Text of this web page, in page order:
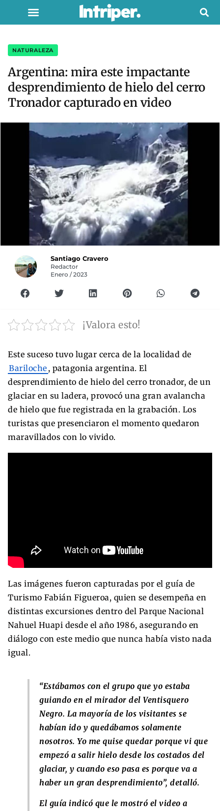
NATURALEZA
Argentina: mira este impactante
desprendimiento de hielo del cerro
Tronador capturado en video
Santiago Cravero
Redactor
Enero / 2023
¡Valora esto!
Este suceso tuvo lugar cerca de la localidad de
Bariloche , patagonia argentina. El
desprendimiento de hielo del cerro tronador, de un
glaciar en su ladera, provocó una gran avalancha
de hielo que fue registrada en la grabación. Los
turistas que presenciaron el momento quedaron
maravillados con lo vivido.
Las imágenes fueron capturadas por el guía de
Turismo Fabián Figueroa, quien se desempeña en
distintas excursiones dentro del Parque Nacional
Nahuel Huapi desde el año 1986, asegurando en
diálogo con este medio que nunca había visto nada
igual.
“Estábamos con el grupo que yo estaba
guiando en el mirador del Ventisquero
Negro. La mayoría de los visitantes se
habían ido y quedábamos solamente
nosotros. Yo me quise quedar porque vi que
empezó a salir hielo desde los costados del
glaciar, y cuando eso pasa es porque va a
haber un gran desprendimiento”, detalló.
El guía indicó que le mostró el video a